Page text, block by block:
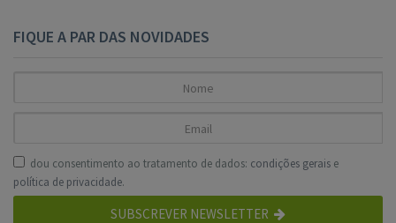
FIQUE A PAR DAS NOVIDADES
dou consentimento ao tratamento de dados: condições gerais e
política de privacidade.
SUBSCREVER NEWSLETTER